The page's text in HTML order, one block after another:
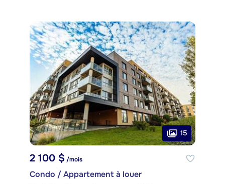
15
2 100 $/mois
Condo / Appartement à louer